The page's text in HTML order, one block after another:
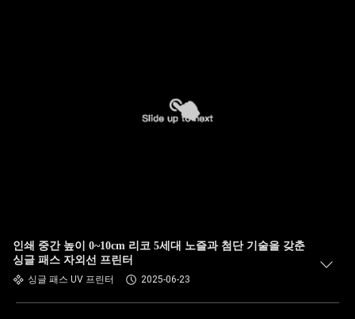
인쇄 중간 높이 0~10cm 리코 5세대 노즐과 첨단 기술을 갖춘
싱글 패스 자외선 프린터
싱글 패스 UV 프린터 2025-06-23